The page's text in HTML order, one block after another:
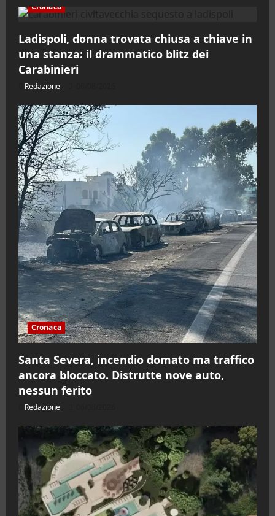
Cronaca
Ladispoli, donna trovata chiusa a chiave in
una stanza: il drammatico blitz dei
Carabinieri
Redazione
Cronaca
Santa Severa, incendio domato ma traffico
ancora bloccato. Distrutte nove auto,
nessun ferito
Redazione